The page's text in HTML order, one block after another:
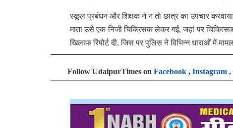
स्कूल प्रबंधन और शिक्षक ने न तो छात्र का उपचार
माता उसे एक निजी चिकित्सक लेकर गई, जहां पर
खिलाफ रिपोर्ट दी, जिस पर पुलिस ने विभिन्न धाराओं में
Follow UdaipurTimes on Facebook , Instagram ,